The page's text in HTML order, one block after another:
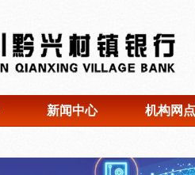
新闻中心 机构网点